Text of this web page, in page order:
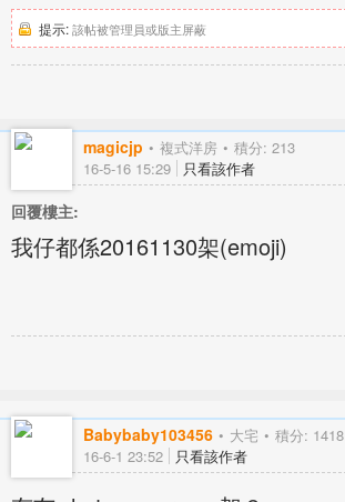
提示: 該帖被管理員或版主屏蔽
magicjp 複式洋房 積分: 213
16-5-16 15:29 只看該作者
回覆樓主:
我仔都係20161130架(emoji)
Babybaby103456 大宅 積分: 1418
16-6-1 23:52 只看該作者